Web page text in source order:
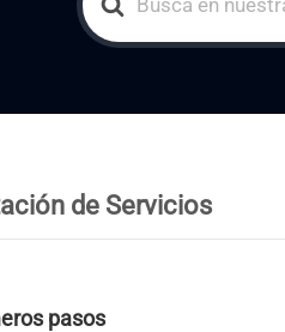
For
de Servicios
pasos